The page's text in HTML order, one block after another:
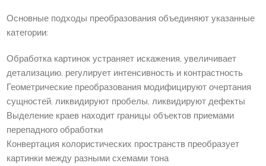
Основные подходы преобразования объединяют указанные
категории:
Обработка картинок устраняет искажения, увеличивает
детализацию, регулирует интенсивность и контрастность
Геометрические преобразования модифицируют очертания
сущностей, ликвидируют пробелы, ликвидируют дефекты
Выделение краев находит границы объектов приемами
перепадного обработки
Конвертация колористических пространств преобразует
картинки между разными схемами тона